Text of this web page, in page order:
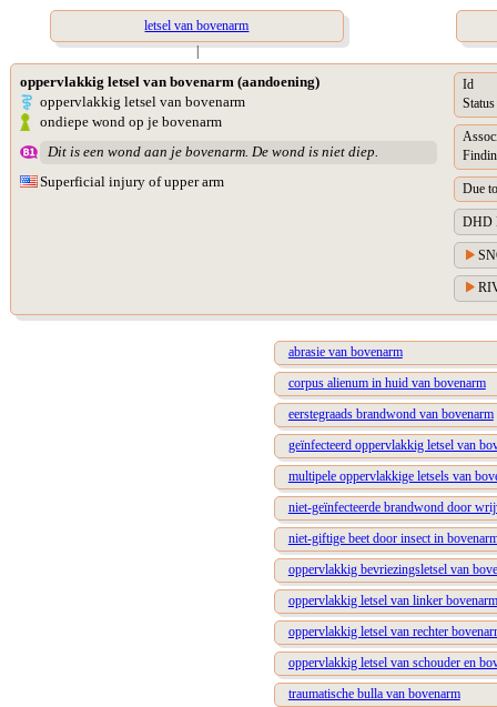
letsel van bovenarm
|
oppervlakkig letsel van bovenarm (aandoening)
oppervlakkig letsel van bovenarm
ondiepe wond op je bovenarm
Dit is een wond aan je bovenarm. De wond is niet diep.
Superficial injury of upper arm
Id
Status
Due to
DHD
abrasie van bovenarm
corpus alienum in huid van bovenarm
eerstegraads brandwond van bovenarm
geïnfecteerd oppervlakkig letsel van
multipele oppervlakkige letsels van
niet-geïnfecteerde brandwond door
niet-giftige beet door insect in
oppervlakkig bevriezingsletsel van
oppervlakkig letsel van linker bovenarm
oppervlakkig letsel van rechter
oppervlakkig letsel van schouder en
traumatische bulla van bovenarm